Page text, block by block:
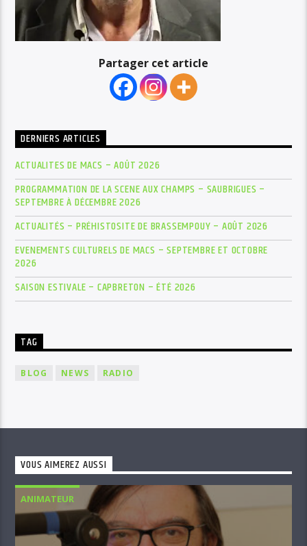
Partager cet article
DERNIERS ARTICLES
ACTUALITES DE MACS – AOÛT 2026
PROGRAMMATION DE LA SCENE AUX CHAMPS – SAUBRIGUES –
SEPTEMBRE À DÉCEMBRE 2026
ACTUALITÉS – PRÉHISTOSITE DE BRASSEMPOUY – AOÛT 2026
EVENEMENTS CULTURELS DE MACS – SEPTEMBRE ET OCTOBRE
2026
SAISON ESTIVALE – CAPBRETON – ÉTÉ 2026
TAG
BLOG NEWS RADIO
VOUS AIMEREZ AUSSI
ANIMATEUR